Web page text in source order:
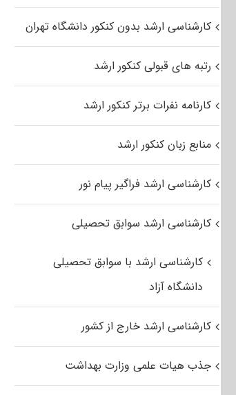
کارشناسی ارشد بدون کنکور دانشگاه تهران
رتبه های قبولی کنکور ارشد
کارنامه نفرات برتر کنکور ارشد
منابع زبان کنکور ارشد
کارشناسی ارشد فراگیر پیام نور
کارشناسی ارشد سوابق تحصیلی
کارشناسی ارشد با سوابق تحصیلی
دانشگاه آزاد
کارشناسی ارشد خارج از کشور
جذب هیات علمی وزارت بهداشت